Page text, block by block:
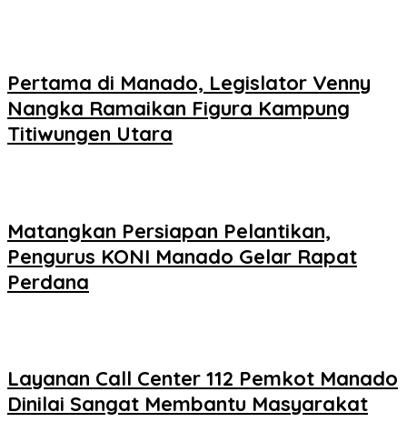
Pertama di Manado, Legislator Venny
Nangka Ramaikan Figura Kampung
Titiwungen Utara
Matangkan Persiapan Pelantikan,
Pengurus KONI Manado Gelar Rapat
Perdana
Layanan Call Center 112 Pemkot Manado
Dinilai Sangat Membantu Masyarakat